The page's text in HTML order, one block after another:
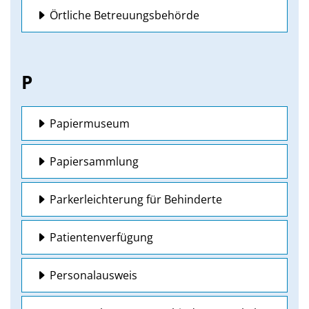
Örtliche Betreuungsbehörde
P
Papiermuseum
Papiersammlung
Parkerleichterung für Behinderte
Patientenverfügung
Personalausweis